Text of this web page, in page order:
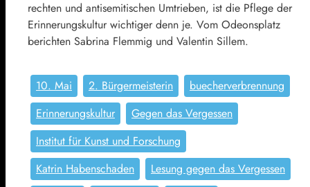
rechten und antisemitischen Umtrieben, ist die Pflege der
Erinnerungskultur wichtiger denn je. Vom Odeonsplatz
berichten Sabrina Flemmig und Valentin Sillem.
10. Mai 2. Bürgermeisterin
buecherverbrennung
Erinnerungskultur
Gegen das Vergessen
Institut für Kunst und Forschung
Katrin Habenschaden
Lesung gegen das Vergessen